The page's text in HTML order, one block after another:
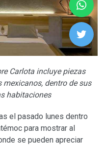
Carlota incluye piezas
dentro de sus
habitaciones
el pasado lunes dentro
para mostrar al
se pueden apreciar